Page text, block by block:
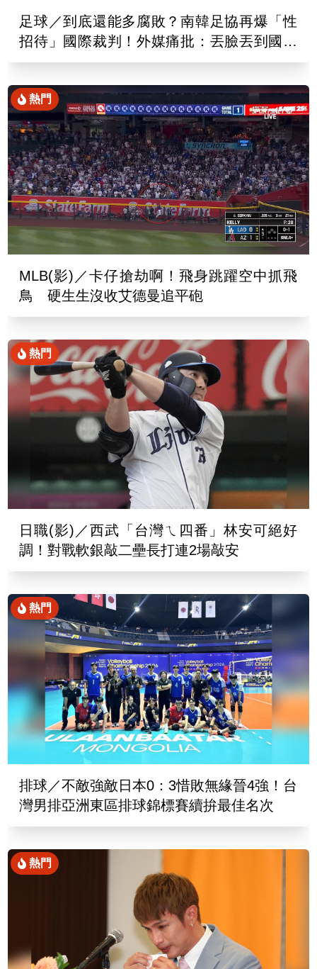
足球／到底還能多腐敗？南韓足協再爆「性
招待」國際裁判！外媒痛批：丟臉丟到國外
去
熱門
MLB(影)／卡仔搶劫啊！飛身跳躍空中抓飛
鳥 硬生生沒收艾德曼追平砲
熱門
日職(影)／西武「台灣ㄟ四番」林安可絕好
調！對戰軟銀敲二壘長打連2場敲安
熱門
排球／不敵強敵日本0：3惜敗無緣晉4強！台
灣男排亞洲東區排球錦標賽續拚最佳名次
熱門